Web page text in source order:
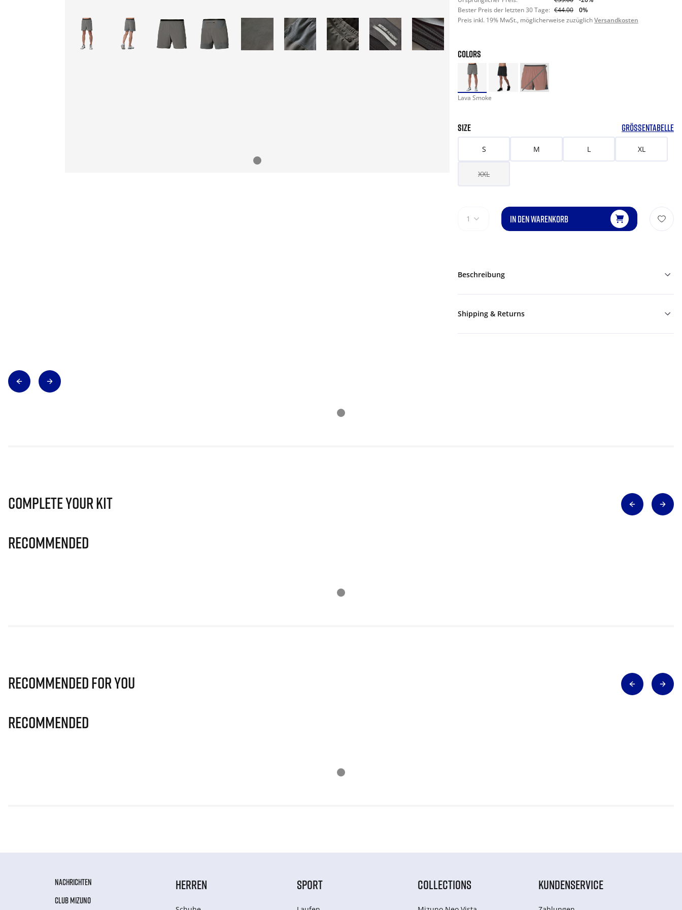
Bester Preis der letzten 30 Tage: €44.00
0%
Preis inkl. 19% MwSt., möglicherweise zuzüglichVersandkosten
COLORS
Lava Smoke
SIZE GRÖSSENTABELLE
S M L XL
XXL
1 IN DEN WARENKORB
Beschreibung
Shipping & Returns
Complete Your Kit
Recommended
Recommended for you
Recommended
NACHRICHTEN
CLUB MIZUNO
HERREN SPORT COLLECTIONS KUNDENSERVICE